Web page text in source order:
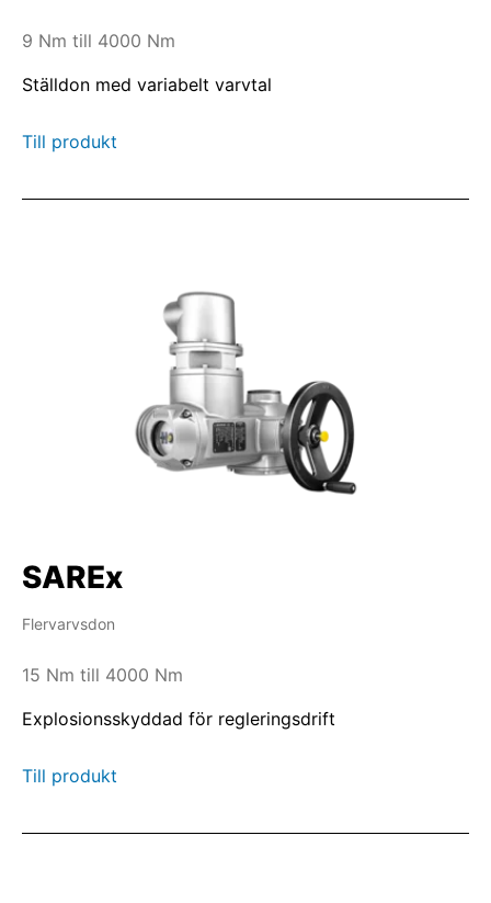
9 Nm till 4000 Nm
Ställdon med variabelt varvtal
Till produkt
SAREx
Flervarvsdon
15 Nm till 4000 Nm
Explosionsskyddad för regleringsdrift
Till produkt